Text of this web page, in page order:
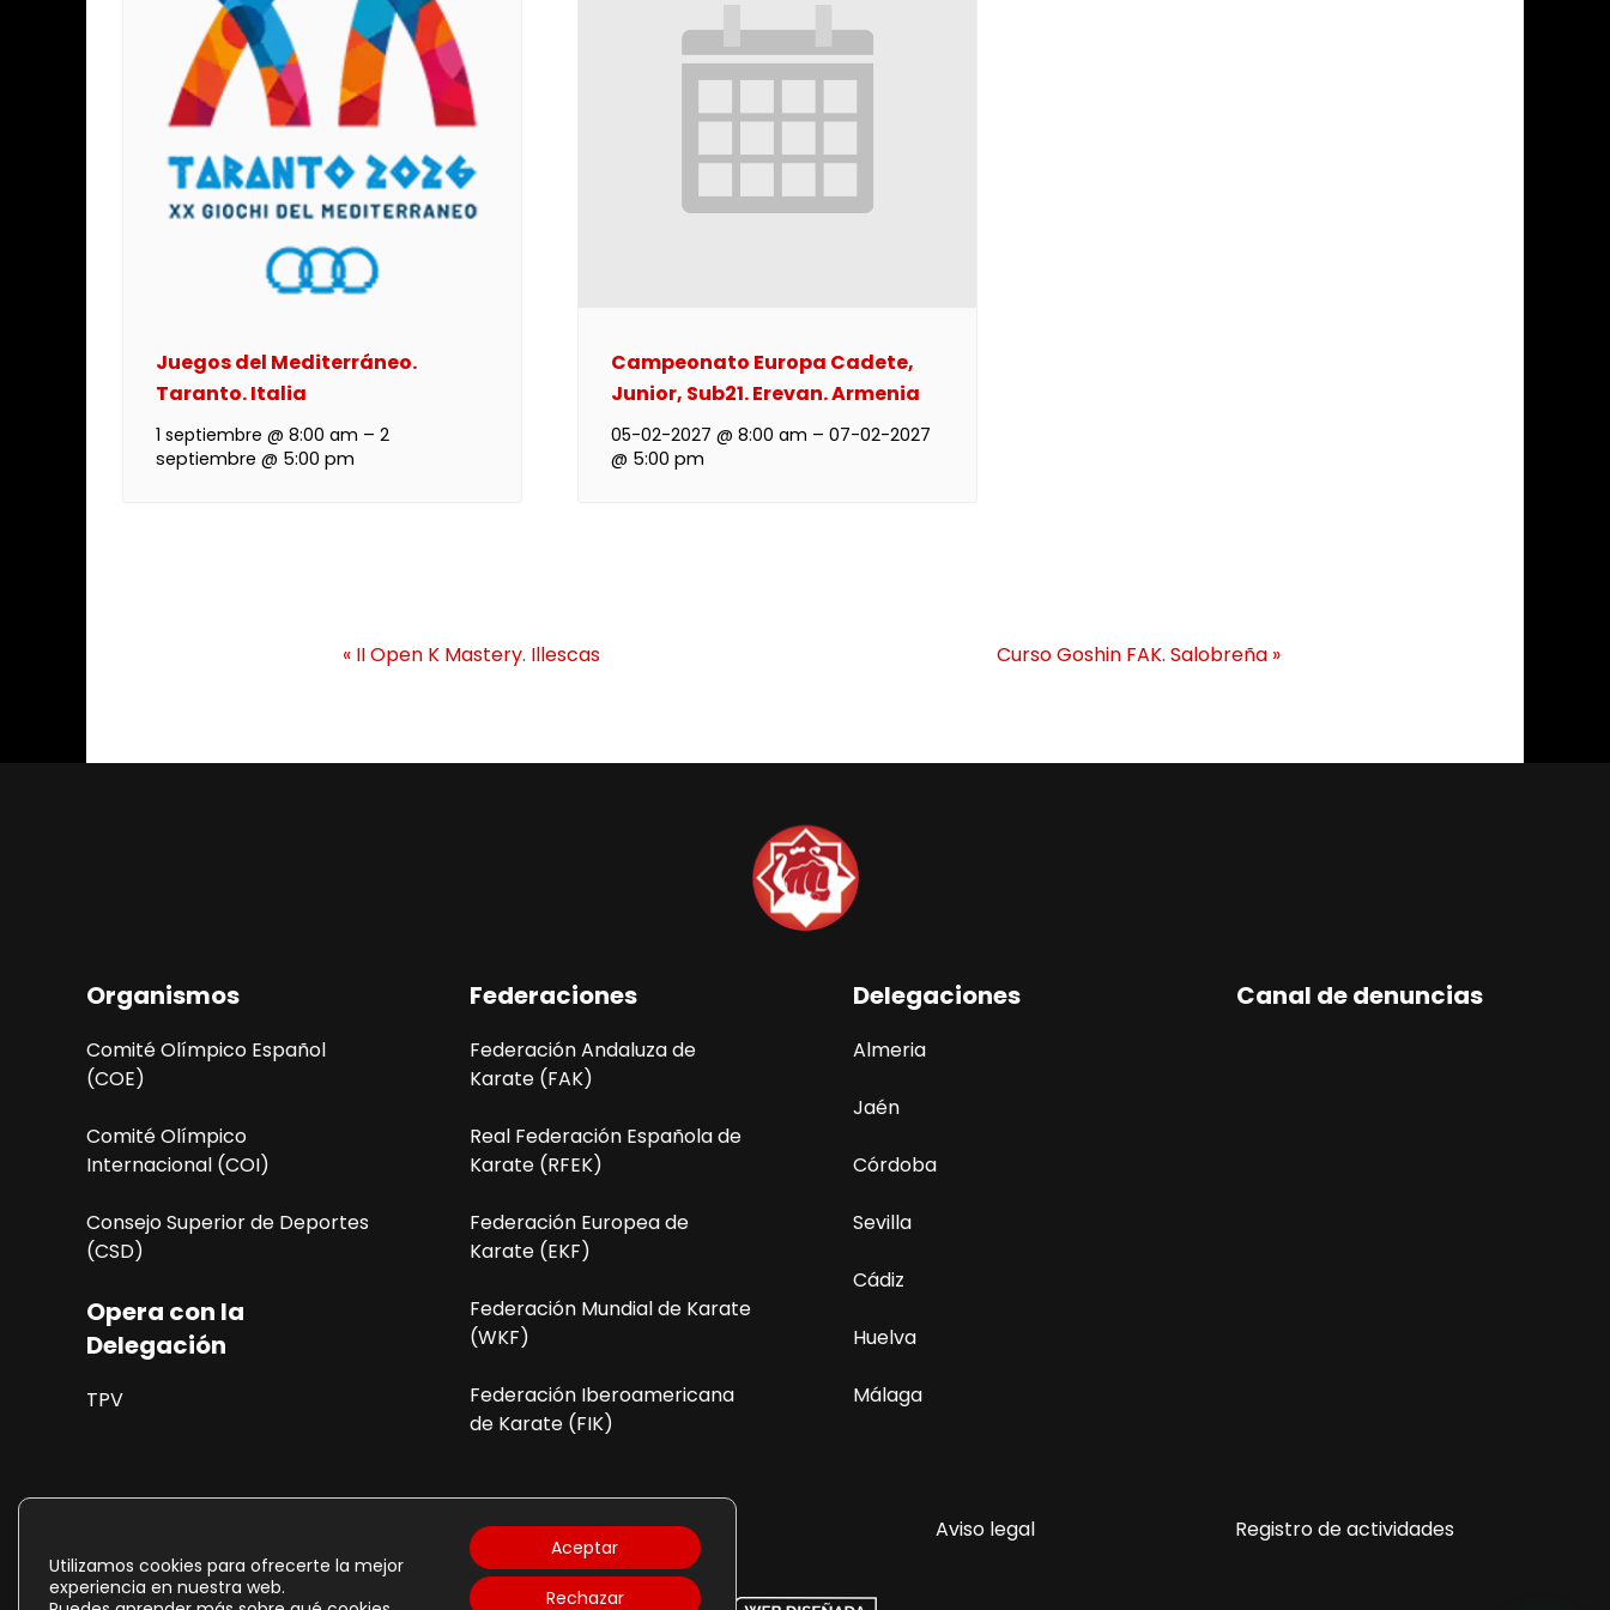
Juegos del Mediterráneo.
Taranto. Italia
1 septiembre @ 8:00 am – 2
septiembre @ 5:00 pm
Campeonato Europa Cadete,
Junior, Sub21. Erevan. Armenia
05-02-2027 @ 8:00 am – 07-02-2027
@ 5:00 pm
v
i
ó
n
d
e
l
E
v
e
n
o
«II Open K Mastery. Illescas Curso Goshin FAK. Salobreña »
Organismos
Comité Olímpico Español
(COE)
Comité Olímpico
Internacional (COI)
Consejo Superior de Deportes
(CSD)
Opera con la
Delegación
TPV
Federaciones
Federación Andaluza de
Karate (FAK)
Real Federación Española de
Karate (RFEK)
Federación Europea de
Karate (EKF)
Federación Mundial de Karate
(WKF)
Federación Iberoamericana
de Karate (FIK)
Delegaciones
Almeria
Jaén
Córdoba
Sevilla
Cádiz
Huelva
Málaga
Canal de denuncias
Política de Privacidad Aviso legal Registro de actividades
Utilizamos cookies para ofrecerte la mejor
experiencia en nuestra web.
Aceptar
Rechazar